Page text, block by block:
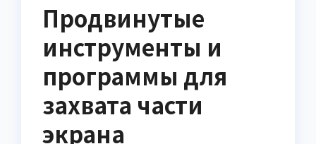
Продвинутые
инструменты и
программы для
захвата части
экрана